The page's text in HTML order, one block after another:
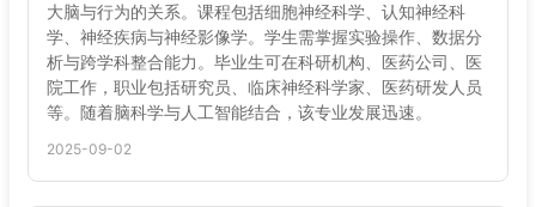
大脑与行为的关系。课程包括细胞神经科学、认知神经科
学、神经疾病与神经影像学。学生需掌握实验操作、数据分
析与跨学科整合能力。毕业生可在科研机构、医药公司、医
院工作，职业包括研究员、临床神经科学家、医药研发人员
等。随着脑科学与人工智能结合，该专业发展迅速。
2025-09-02